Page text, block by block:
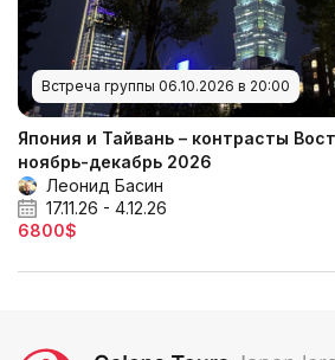
Встреча группы 06.10.2026 в 20:00
Япония и Тайвань – контрасты
ноябрь-декабрь 2026
Леонид Басин
17.11.26 - 4.12.26
6800$